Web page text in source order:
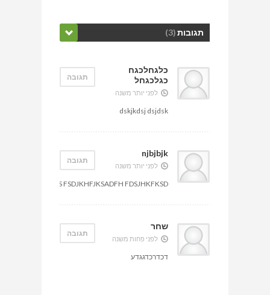
תגובות(3)
תגובה
כלגחלכגח
כגלכגחל
לפני יותר משנה
dskjkdsj dsjdsk
תגובה
njbjbjk
לפני יותר משנה
FSDAJFHKDS FSDJKHFJKSADFH FDSJHKFKSD
תגובה
שחר
לפני פחות משנה
דכדרכדגגדע